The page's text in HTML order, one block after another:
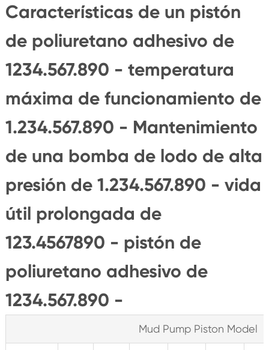
Características de un pistón
de poliuretano adhesivo de
1234.567.890 - temperatura
máxima de funcionamiento de
1.234.567.890 - Mantenimiento
de una bomba de lodo de alta
presión de 1.234.567.890 - vida
útil prolongada de
123.4567890 - pistón de
poliuretano adhesivo de
1234.567.890 -
Mud Pump Piston Model